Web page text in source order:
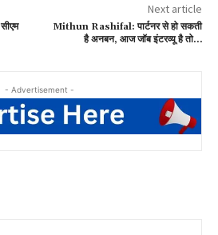
Next article
Mithun Rashifal: पार्टनर से हो सकती
है अनबन, आज जॉब इंटरव्यू है तो…
- Advertisement -